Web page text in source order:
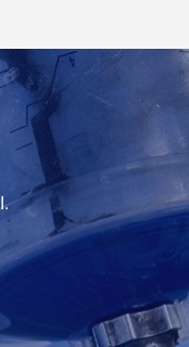
اشترك في النشرة الإخبارية لدينا للحصول على معلومات التحديث والعروض الترويجية والرؤى.